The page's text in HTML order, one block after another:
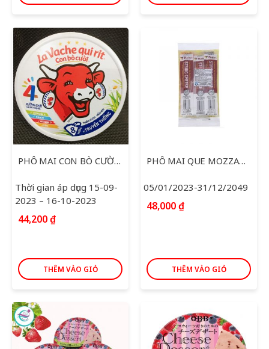
PHÔ MAI CON BÒ CƯỜI 112G
Thời gian áp dụng 15-09-
2023 – 16-10-2023
44,200₫
THÊM VÀO GIỎ
PHÔ MAI QUE MOZZARELLA SNACK 28G*3
05/01/2023-31/12/2049
48,000₫
THÊM VÀO GIỎ